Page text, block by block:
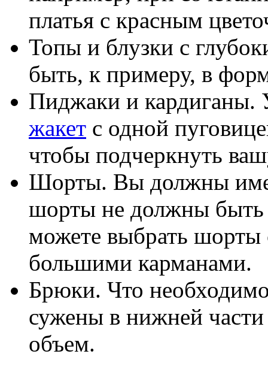
платья с красным
Топы и блузки с
быть, к примеру, в
Пиджаки и кардиганы.
жакет с одной
чтобы подчеркнуть
Шорты. Вы должны
шорты не должны
можете выбрать шорты
большими карманами.
Брюки. Что
сужены в нижней части
объем.